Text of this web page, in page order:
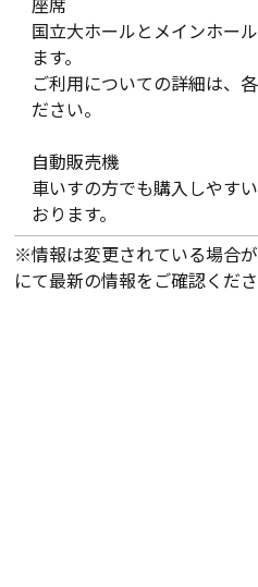
国立大ホールとメインホー
ます。
ご利用についての詳細は、
ださい。
自動販売機
車いすの方でも購入しやす
おります。
※情報は変更されている場合
にて最新の情報をご確認くださ